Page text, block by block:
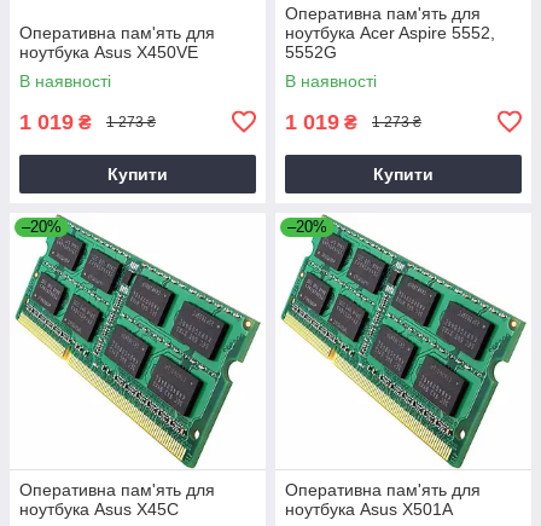
Оперативна пам'ять для
ноутбука Asus X450VE
В наявності
1 019 ₴ 1 273 ₴
Купити
Оперативна пам'ять для
ноутбука Acer Aspire 5552,
5552G
В наявності
1 019 ₴ 1 273 ₴
Купити
–20%
Оперативна пам'ять для
ноутбука Asus X45C
–20%
Оперативна пам'ять для
ноутбука Asus X501A